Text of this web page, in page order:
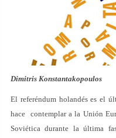
Dimitris Konstantakopoulos
El referéndum holandés es el
hace contemplar a la Unión
Soviética durante la última